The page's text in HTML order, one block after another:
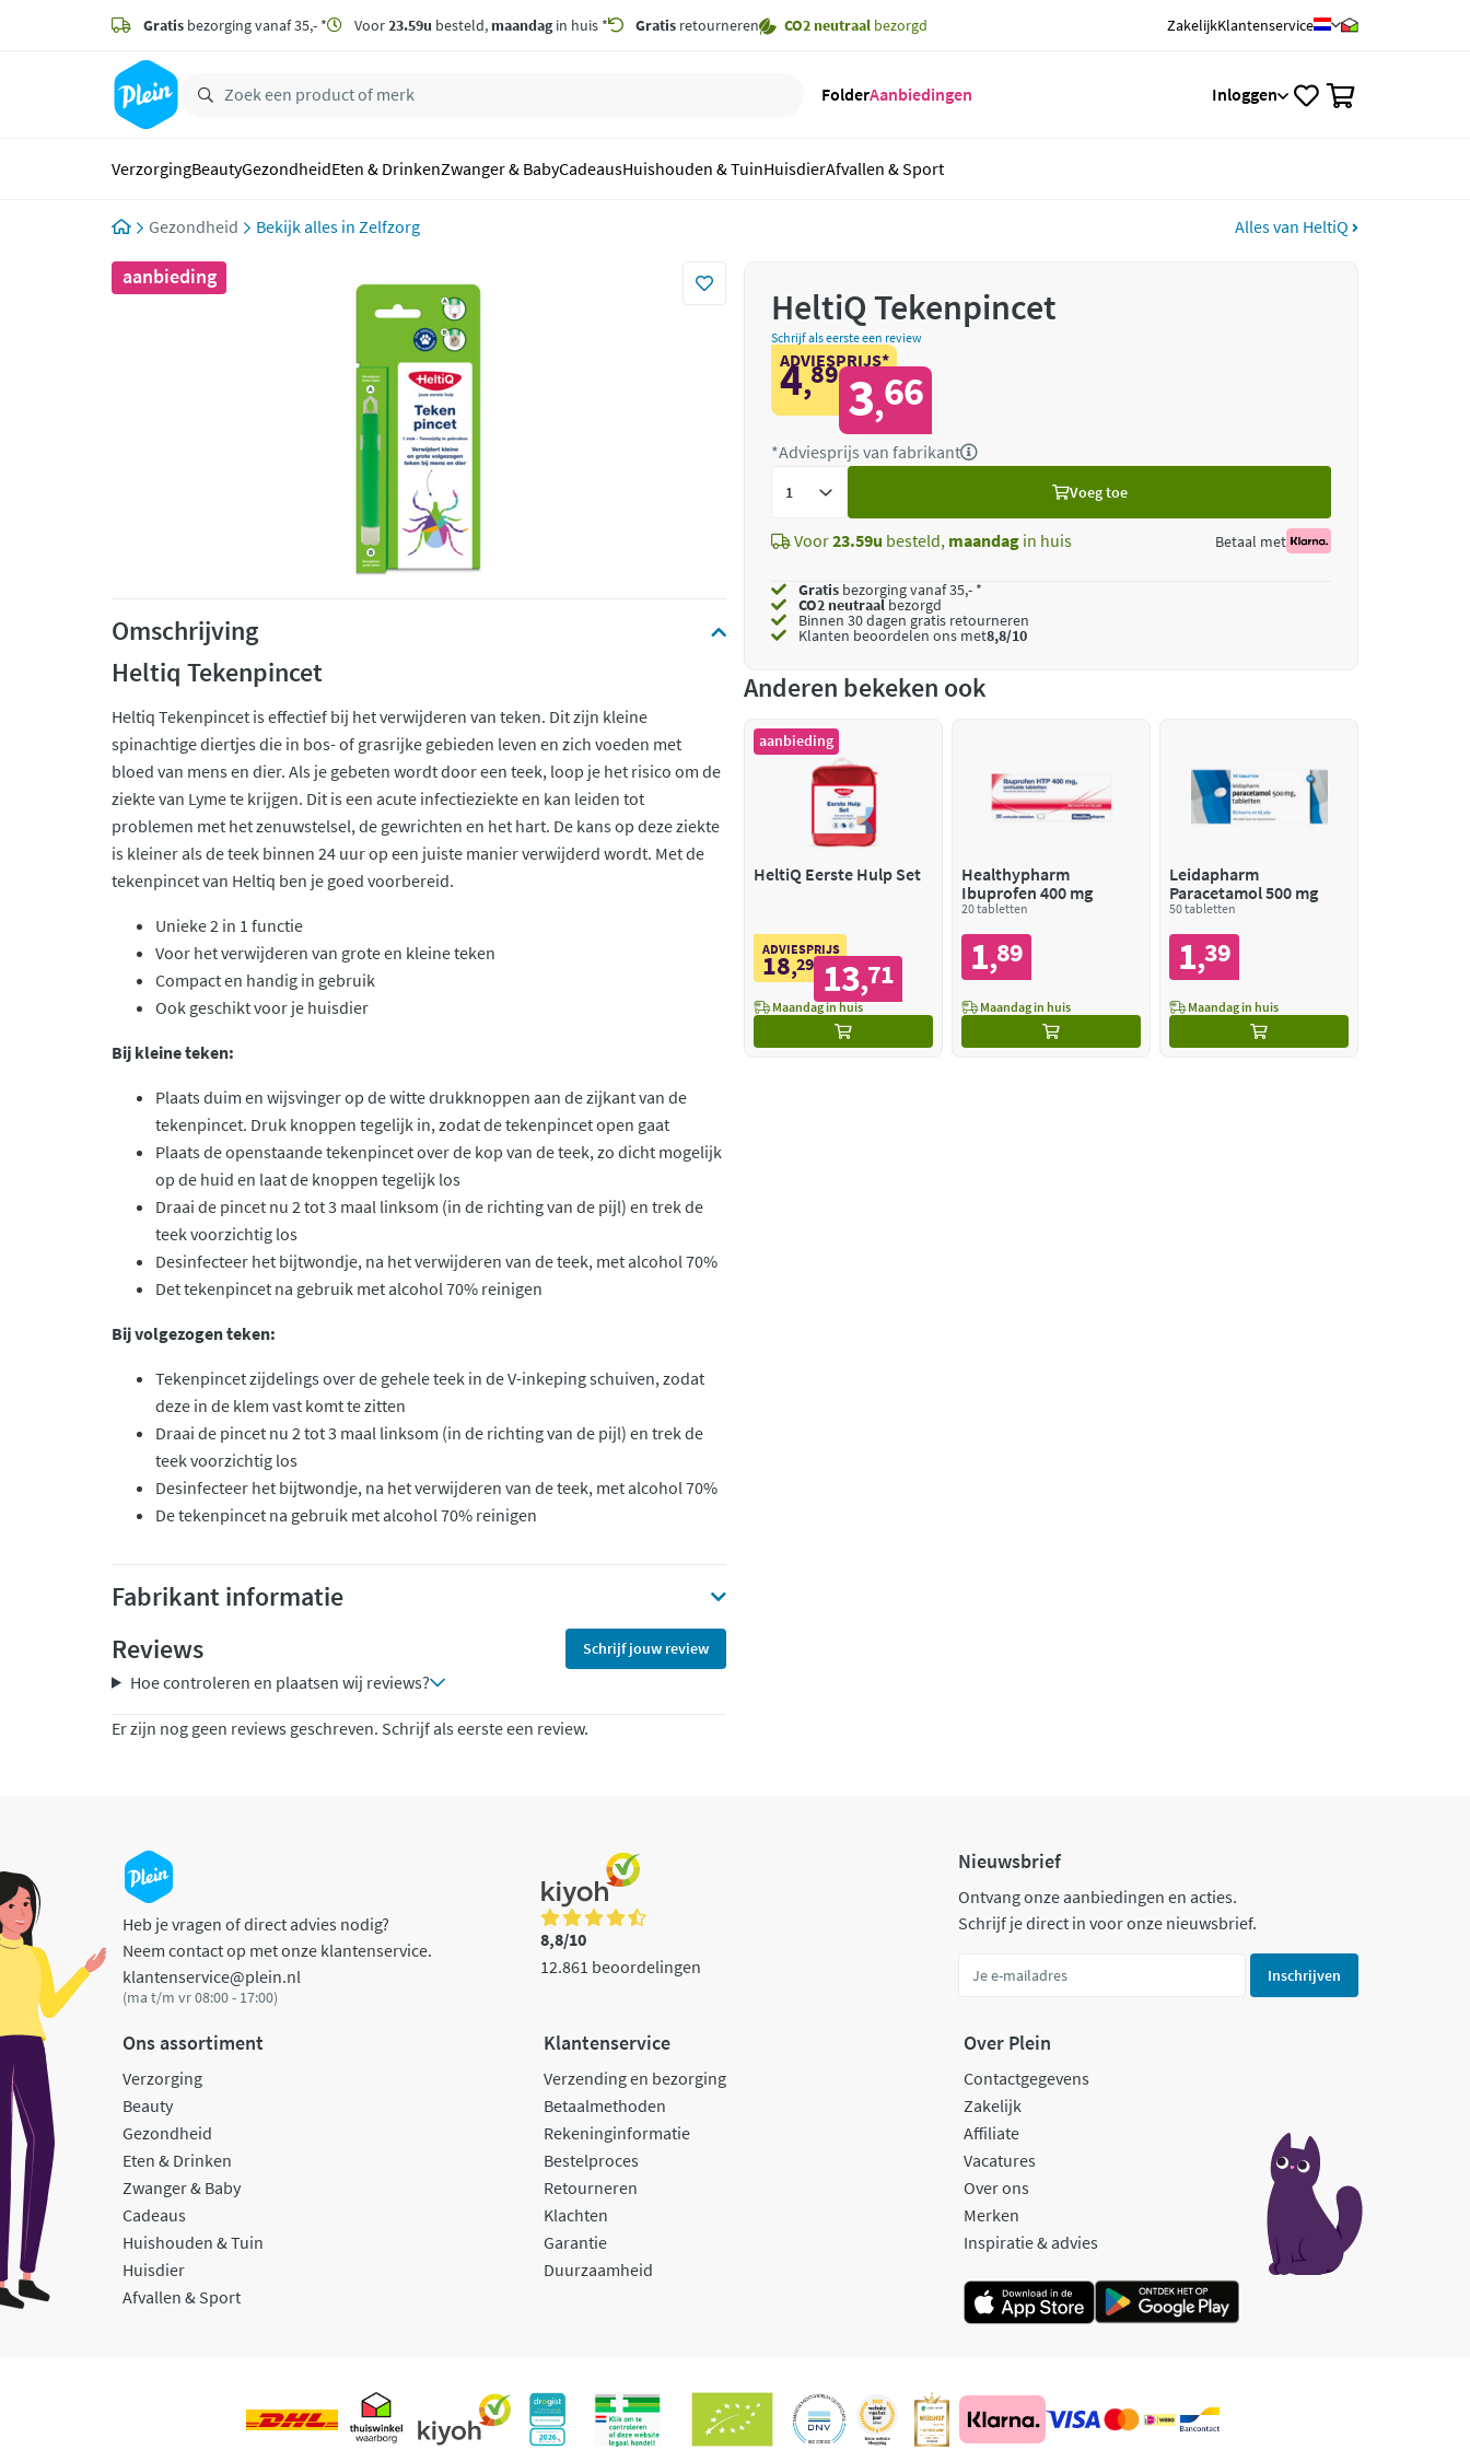
zoeken
hoofdinhoud
Gratis bezorging vanaf 35,- * Voor23.59u besteld, maandagin huis * Gratis retourneren CO2 neutraal bezorgd ZakelijkKlantenservice
FolderAanbiedingen Inloggen
VerzorgingBeautyGezondheidEten & DrinkenZwanger & BabyCadeausHuishouden & TuinHuisdierAfvallen & Sport
Gezondheid Zelfzorg Alles van HeltiQ
aanbieding
Omschrijving
Heltiq Tekenpincet
Heltiq Tekenpincet is effectief bij het verwijderen van teken. Dit zijn kleine
spinachtige diertjes die in bos- of grasrijke gebieden leven en zich voeden met
bloed van mens en dier. Als je gebeten wordt door een teek, loop je het risico om de
ziekte van Lyme te krijgen. Dit is een acute infectieziekte en kan leiden tot
problemen met het zenuwstelsel, de gewrichten en het hart. De kans op deze ziekte
is kleiner als de teek binnen 24 uur op een juiste manier verwijderd wordt. Met de
tekenpincet van Heltiq ben je goed voorbereid.
Unieke 2 in 1 functie
Voor het verwijderen van grote en kleine teken
Compact en handig in gebruik
Ook geschikt voor je huisdier
Bij kleine teken:
Plaats duim en wijsvinger op de witte drukknoppen aan de zijkant van de
tekenpincet. Druk knoppen tegelijk in, zodat de tekenpincet open gaat
Plaats de openstaande tekenpincet over de kop van de teek, zo dicht mogelijk
op de huid en laat de knoppen tegelijk los
Draai de pincet nu 2 tot 3 maal linksom (in de richting van de pijl) en trek de
teek voorzichtig los
Desinfecteer het bijtwondje, na het verwijderen van de teek, met alcohol 70%
Det tekenpincet na gebruik met alcohol 70% reinigen
Bij volgezogen teken:
Tekenpincet zijdelings over de gehele teek in de V-inkeping schuiven, zodat
deze in de klem vast komt te zitten
Draai de pincet nu 2 tot 3 maal linksom (in de richting van de pijl) en trek de
teek voorzichtig los
Desinfecteer het bijtwondje, na het verwijderen van de teek, met alcohol 70%
De tekenpincet na gebruik met alcohol 70% reinigen
Fabrikant informatie
Reviews
Schrijf jouw review
Hoe controleren en plaatsen wij reviews?
Er zijn nog geen reviews geschreven. Schrijf als eerste een review.
HeltiQ Tekenpincet
Schrijf als eerste een review
ADVIESPRIJS*
4,89 3,66
*Adviesprijs van fabrikant
Voeg toe
Voor23.59u besteld, maandag in huis Betaal met
Gratis bezorging vanaf 35,- *
CO2 neutraalbezorgd
Binnen 30 dagen gratis retourneren
Klanten beoordelen ons met8,8/10
Anderen bekeken ook
aanbieding
HeltiQ Eerste Hulp Set
ADVIESPRIJS
18,29 13,71
Maandag in huis
Healthypharm
Ibuprofen 400 mg
20 tabletten
1,89
Maandag in huis
Leidapharm
Paracetamol 500 mg
50 tabletten
1,39
Maandag in huis
Heb je vragen of direct advies nodig?
Neem contact op met onze klantenservice.
klantenservice@plein.nl
(ma t/m vr 08:00 - 17:00)
8,8/10
12.861 beoordelingen
Nieuwsbrief
Ontvang onze aanbiedingen en acties.
Schrijf je direct in voor onze nieuwsbrief.
Inschrijven
Ons assortiment
Verzorging
Beauty
Gezondheid
Eten & Drinken
Zwanger & Baby
Cadeaus
Huishouden & Tuin
Huisdier
Afvallen & Sport
Klantenservice
Verzending en bezorging
Betaalmethoden
Rekeninginformatie
Bestelproces
Retourneren
Klachten
Garantie
Duurzaamheid
Over Plein
Contactgegevens
Zakelijk
Affiliate
Vacatures
Over ons
Merken
Inspiratie & advies